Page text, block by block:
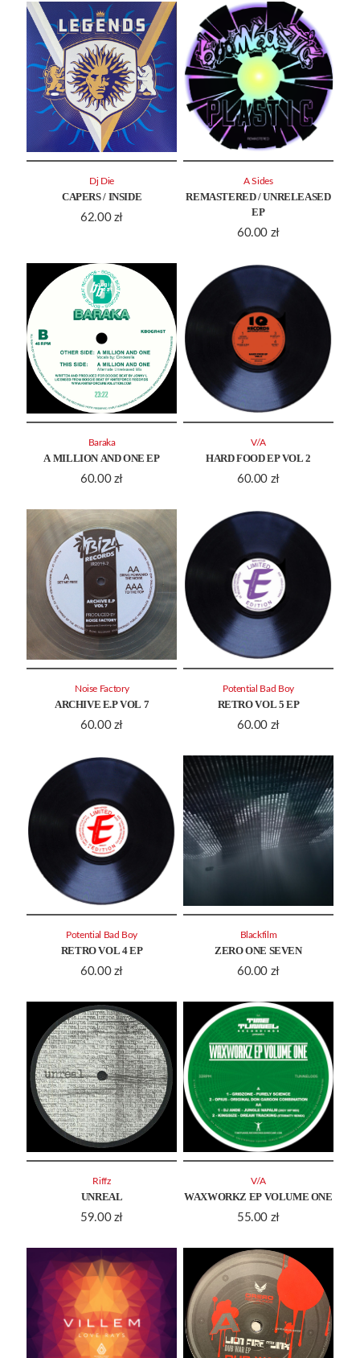
CAPERS / INSIDE
62.00 zł
Dj Die
REMASTERED / UNRELEASED
EP
60.00 zł
A Sides
A MILLION AND ONE EP
60.00 zł
Baraka
HARD FOOD EP VOL 2
60.00 zł
V/A
ARCHIVE E.P VOL 7
60.00 zł
Noise Factory
RETRO VOL 5 EP
60.00 zł
Potential Bad Boy
RETRO VOL 4 EP
60.00 zł
Potential Bad Boy
ZERO ONE SEVEN
60.00 zł
Blackfilm
UNREAL
59.00 zł
Riffz
WAXWORKZ EP VOLUME ONE
55.00 zł
V/A